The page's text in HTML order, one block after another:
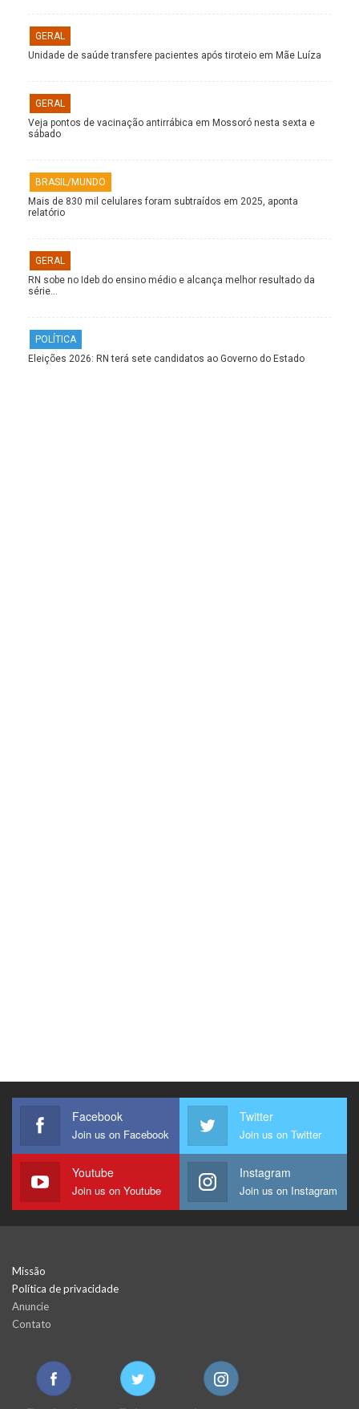
GERAL
Unidade de saúde transfere pacientes após tiroteio em Mãe Luíza
GERAL
Veja pontos de vacinação antirrábica em Mossoró nesta sexta e
sábado
BRASIL/MUNDO
Mais de 830 mil celulares foram subtraídos em 2025, aponta
relatório
GERAL
RN sobe no Ideb do ensino médio e alcança melhor resultado da
série…
POLÍTICA
Eleições 2026: RN terá sete candidatos ao Governo do Estado
Facebook
Join us on Facebook
Twitter
Join us on Twitter
Youtube
Join us on Youtube
Instagram
Join us on Instagram
Missão
Política de privacidade
Anuncie
Contato